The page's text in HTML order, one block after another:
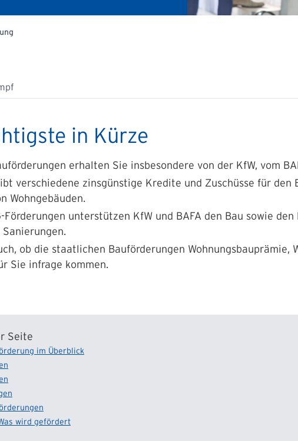
in Kürze
erhalten Sie insbesondere von der KfW, vom
verschiedene zinsgünstige Kredite und Zuschüsse für den
Wohngebäuden.
Förderungen unterstützen KfW und BAFA den Bau sowie
Sanierungen.
ob die staatlichen Bauförderungen Wohnungsbauprämie,
Sie infrage kommen.
Seite
im Überblick
wird gefördert